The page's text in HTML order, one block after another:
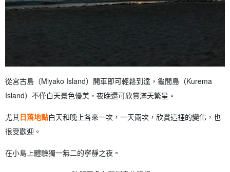
從宮古島（Miyako Island）開車即可輕鬆到達，龜間島（Kurema
Island）不僅白天景色優美，夜晚還可欣賞滿天繁星。
尤其日落地點白天和晚上各來一次，一天兩次，欣賞這裡的變化，也
很受歡迎。
在小島上體驗獨一無二的寧靜之夜。